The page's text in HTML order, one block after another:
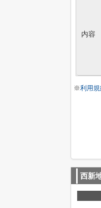
内容
※利用規
西新